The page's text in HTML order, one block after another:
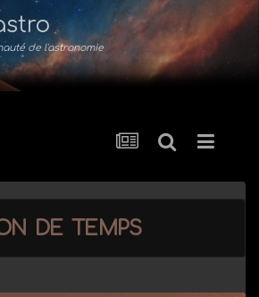
de l'astronomie
de temps